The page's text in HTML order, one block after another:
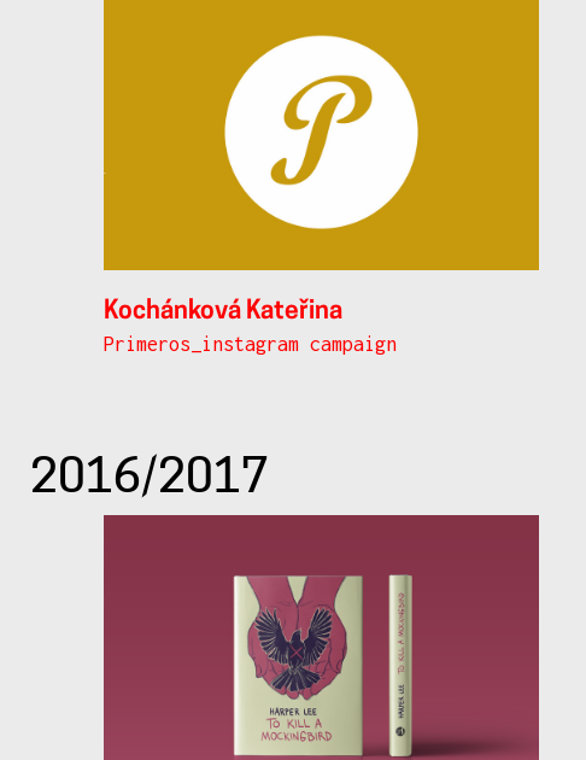
Kochánková Kateřina
Primeros_instagram campaign
2016/2017